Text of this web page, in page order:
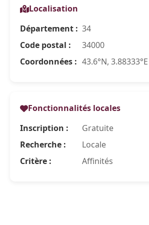
Localisation
Département : 34
Code postal :
34000
Coordonnées : 43.6°N, 3.88333°E
Fonctionnalités locales
Inscription :
Gratuite
Recherche :
Locale
Critère :
Affinités